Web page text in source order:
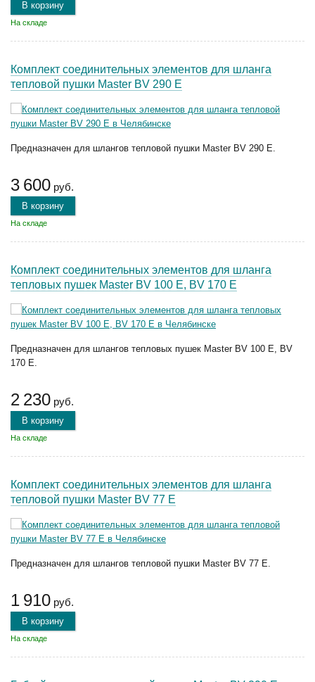
В корзину
На складе
Комплект соединительных элементов для шланга
тепловой пушки Master BV 290 E
Предназначен для шлангов тепловой пушки Master BV 290 E.
3 600 руб.
В корзину
На складе
Комплект соединительных элементов для шланга
тепловых пушек Master BV 100 E, BV 170 E
Предназначен для шлангов тепловых пушек Master BV 100 E, BV
170 E.
2 230 руб.
В корзину
На складе
Комплект соединительных элементов для шланга
тепловой пушки Master BV 77 E
Предназначен для шлангов тепловой пушки Master BV 77 E.
1 910 руб.
В корзину
На складе